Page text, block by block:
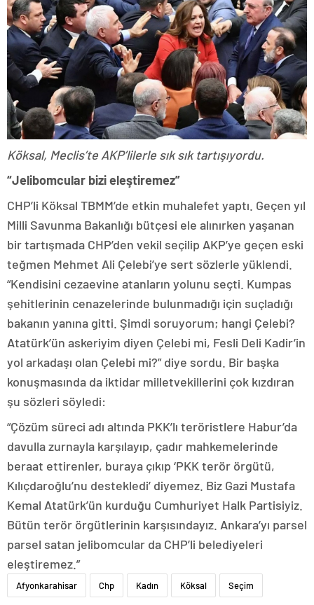
Köksal, Meclis’te AKP’lilerle sık sık tartışıyordu.
“Jelibomcular bizi eleştiremez”
CHP’li Köksal TBMM’de etkin muha­lefet yaptı. Geçen yıl
Milli Savunma Bakanlığı bütçesi ele alınırken yaşanan
bir tartışmada CHP’den vekil seçilip AKP’ye geçen eski
teğmen Mehmet Ali Çelebi’ye sert sözlerle yüklendi.
“Kendisini cezaevine atanların yolunu seçti. Kumpas
şehitlerinin cenazelerin­de bulunmadığı için suçladığı
bakanın yanına gitti. Şimdi soruyorum; hangi Çelebi?
Atatürk’ün askeriyim diyen Çe­lebi mi, Fesli Deli Kadir’in
yol arkadaşı olan Çelebi mi?” diye sordu. Bir başka
konuşmasında da iktidar milletvekilleri­ni çok kızdıran
şu sözleri söyledi:
“Çözüm süreci adı altında PKK’lı te­röristlere Habur’da
davulla zurnayla karşılayıp, çadır mahkemelerinde
beraat ettirenler, buraya çıkıp ‘PKK terör örgütü,
Kılıçdaroğlu’nu destekle­di’ diyemez. Biz Gazi Mustafa
Kemal Atatürk’ün kurduğu Cumhuriyet Halk Partisiyiz.
Bütün terör örgütlerinin karşısındayız. Ankara’yı parsel
parsel satan jelibomcular da CHP’li belediye­leri
eleştiremez.”
Afyonkarahisar Chp Kadın Köksal Seçim